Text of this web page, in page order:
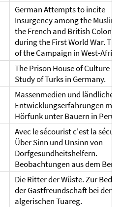
German Attempts to incite
Insurgency among the
the French and British Colonies
during the First World War. The
of the Campaign in West-Africa.
The Prison House of Culture in
Study of Turks in Germany.
Massenmedien und ländliche
Entwicklungserfahrungen mit
Hörfunk unter Bauern in Peru.
Avec le sécourist c'est la
Über Sinn und Unsinn von
Dorfgesundheitshelfern.
Beobachtungen aus dem
Die Ritter der Wüste. Zur
der Gastfreundschaft bei der
algerischen Tuareg.